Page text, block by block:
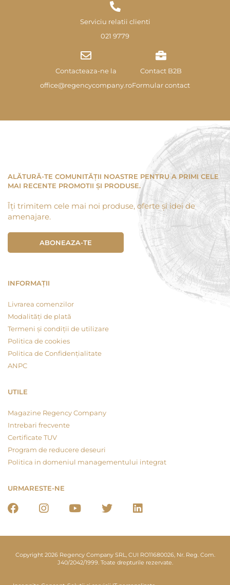
Serviciu relatii clienti
021 9779
Contacteaza-ne la
office@regencycompany.ro
Contact B2B
Formular contact
ALĂTURĂ-TE COMUNITĂȚII NOASTRE PENTRU A PRIMI CELE
MAI RECENTE PROMOTII ȘI PRODUSE.
Îți trimitem cele mai noi produse, oferte și idei de
amenajare.
ABONEAZA-TE
INFORMAȚII
Livrarea comenzilor
Modalități de plată
Termeni și condiții de utilizare
Politica de cookies
Politica de Confidențialitate
ANPC
UTILE
Magazine Regency Company
Intrebari frecvente
Certificate TUV
Program de reducere deseuri
Politica in domeniul managementului integrat
URMARESTE-NE
Copyright 2026 Regency Company SRL, CUI RO11680026, Nr. Reg. Com.
J40/2042/1999. Toate drepturile rezervate.